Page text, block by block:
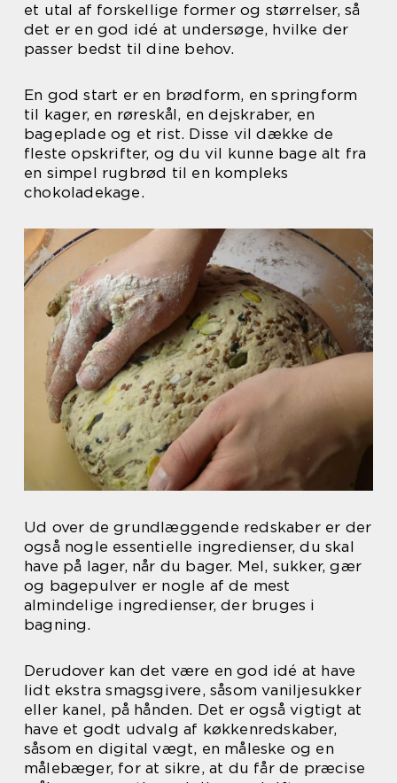
et utal af forskellige former og størrelser, så
det er en god idé at undersøge, hvilke der
passer bedst til dine behov.
En god start er en brødform, en springform
til kager, en røreskål, en dejskraber, en
bageplade og et rist. Disse vil dække de
fleste opskrifter, og du vil kunne bage alt fra
en simpel rugbrød til en kompleks
chokoladekage.
Ud over de grundlæggende redskaber er der
også nogle essentielle ingredienser, du skal
have på lager, når du bager. Mel, sukker, gær
og bagepulver er nogle af de mest
almindelige ingredienser, der bruges i
bagning.
Derudover kan det være en god idé at have
lidt ekstra smagsgivere, såsom vaniljesukker
eller kanel, på hånden. Det er også vigtigt at
have et godt udvalg af køkkenredskaber,
såsom en digital vægt, en måleske og en
målebæger, for at sikre, at du får de præcise